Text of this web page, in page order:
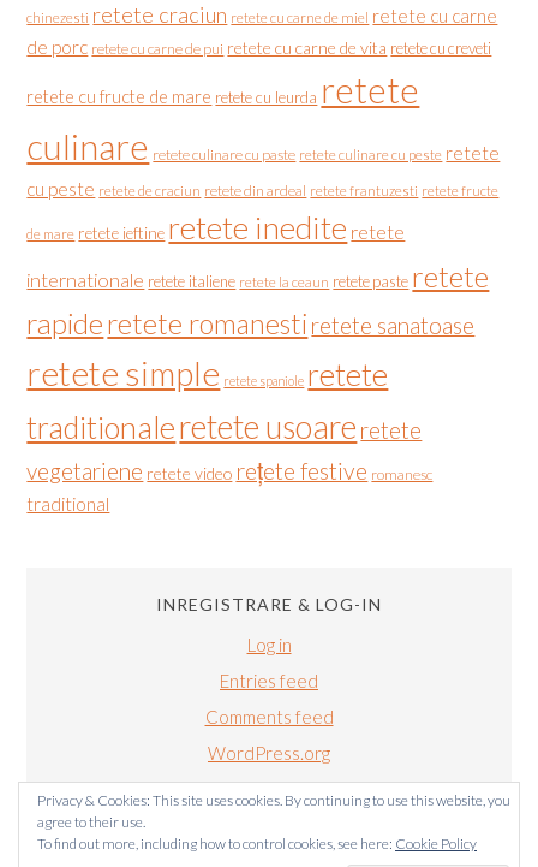
chinezesti retete craciun retete cu carne de miel retete cu carne
de porc retete cu carne de pui retete cu carne de vita retete cu creveti
retete cu fructe de mare retete cu leurda retete
culinare retete culinare cu paste retete culinare cu peste retete
cu peste retete de craciun retete din ardeal retete frantuzesti retete fructe
de mare retete ieftine retete inedite retete
internationale retete italiene retete la ceaun retete paste retete
rapideretete romanesti retete sanatoase
retete simple retete spaniole retete
traditionaleretete usoare retete
vegetariene retete video rețete festive romanesc
traditional
INREGISTRARE & LOG-IN
Log in
Entries feed
Comments feed
WordPress.org
Privacy & Cookies: This site uses cookies. By continuing to use this website, you
agree to their use.
To find out more, including how to control cookies, see here: Cookie Policy